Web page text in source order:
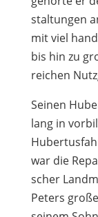
stal­tun­gen
mit viel
bis hin zu
rei­chen
Sei­nen
lang in
war die
scher
Peters